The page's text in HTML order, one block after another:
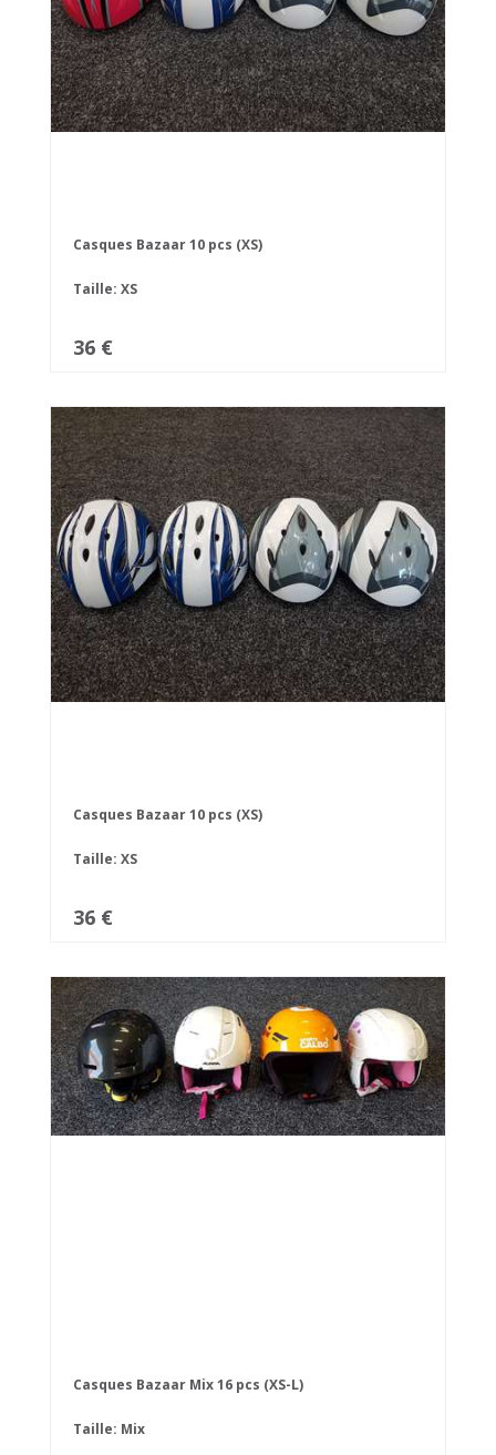
Casques Bazaar 10 pcs (XS)
Taille: XS
36 €
Casques Bazaar 10 pcs (XS)
Taille: XS
36 €
Casques Bazaar Mix 16 pcs (XS-L)
Taille: Mix